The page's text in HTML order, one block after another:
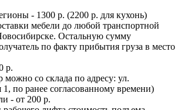
- 1300 р. (2200 р. для кухонь)
мебели до любой транспортной
Остальную сумму
по факту прибытия груза в место
р.
можно со склада по адресу: ул.
1, по ранее согласованному времени)
- от 200 р.